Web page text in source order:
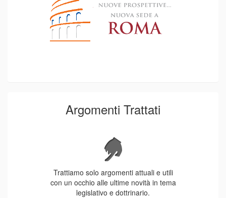
Argomenti Trattati
Trattiamo solo argomenti attuali e utili
con un occhio alle ultime novità in tema
legislativo e dottrinario.